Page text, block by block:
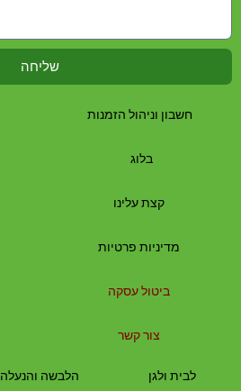
שליחה
חשבון וניהול הזמנות
בלוג
קצת עלינו
מדיניות פרטיות
ביטול עסקה
צור קשר
לבית ולגן הלבשה והנעלה